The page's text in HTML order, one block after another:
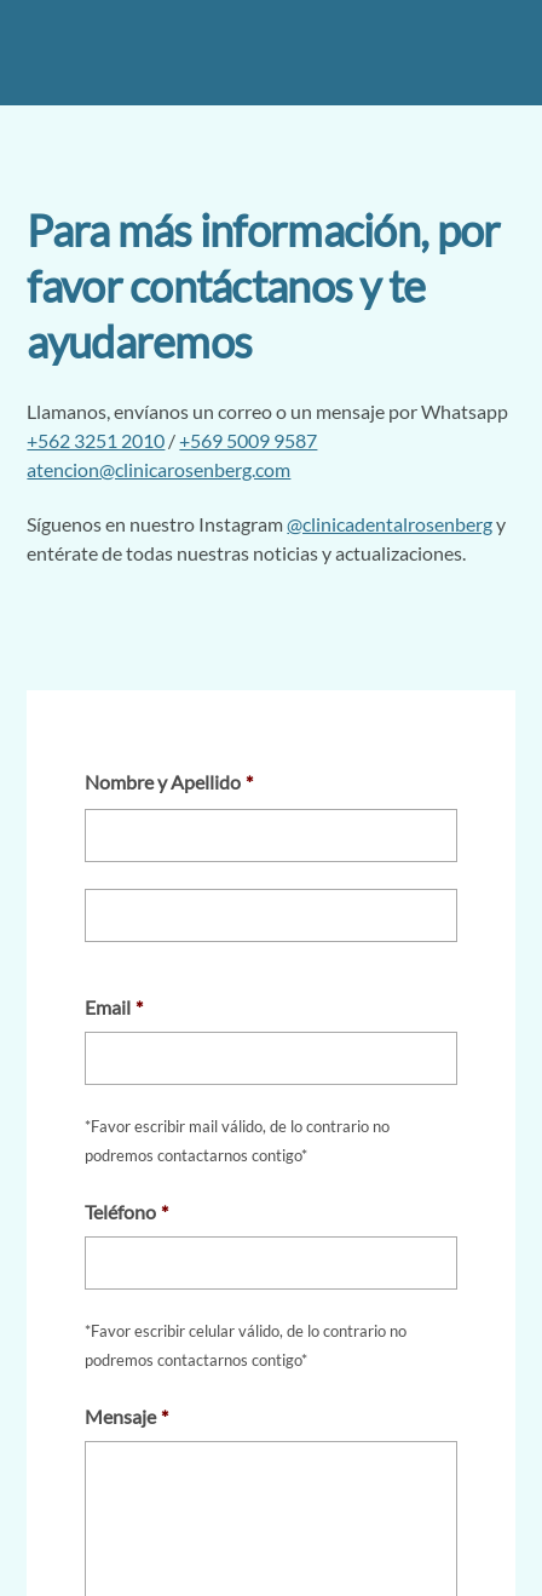
Para más información, por
favor contáctanos y te
ayudaremos
Llamanos, envíanos un correo o un mensaje por Whatsapp
+562 3251 2010 /+569 5009 9587
atencion@clinicarosenberg.com
Síguenos en nuestro Instagram@clinicadentalrosenbergy
entérate de todas nuestras noticias y actualizaciones.
Nombre y Apellido *
Email *
*Favor escribir mail válido, de lo contrario no
podremos contactarnos contigo*
Teléfono *
*Favor escribir celular válido, de lo contrario no
podremos contactarnos contigo*
Mensaje *